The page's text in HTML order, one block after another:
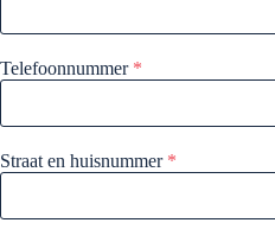
Telefoonnummer *
Straat en huisnummer *